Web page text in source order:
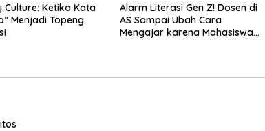
Culture: Ketika Kata
Menjadi Topeng
Alarm Literasi Gen Z! Dosen di
AS Sampai Ubah Cara
Mengajar karena Mahasiswa